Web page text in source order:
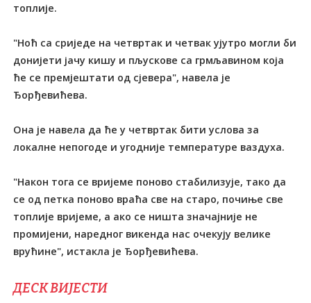
топлије.
"Ноћ са сриједе на четвртак и четвак ујутро могли би
донијети јачу кишу и пљускове са грмљавином која
ће се премјештати од сјевера", навела је
Ђорђевићева.
Она је навела да ће у четвртак бити услова за
локалне непогоде и угодније температуре ваздуха.
"Након тога се вријеме поново стабилизује, тако да
се од петка поново враћа све на старо, почиње све
топлије вријеме, а ако се ништа значајније не
промијени, наредног викенда нас очекују велике
врућине", истакла је Ђорђевићева.
ДЕСК ВИЈЕСТИ